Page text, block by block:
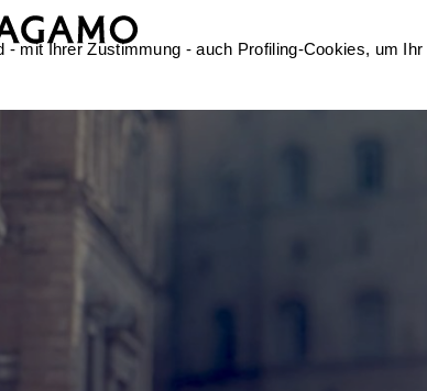
mit Ihrer Zustimmung - auch Profiling-Cookies, um Ihr